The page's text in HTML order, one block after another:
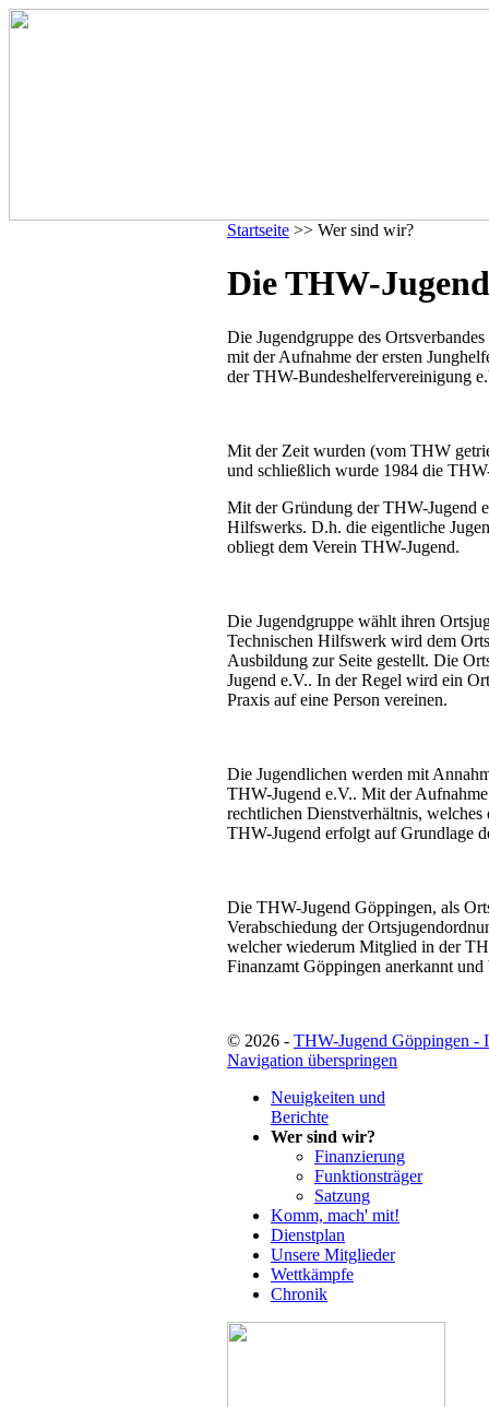
Startseite >> Wer sind wir?
Die THW-
Die Jugendgruppe des
mit der Aufnahme der ersten
der THW-Bundeshelfervereinigung
Mit der Zeit wurden (vom THW
und schließlich wurde 1984 die
Mit der Gründung der THW-Jugend
Hilfswerks. D.h. die eigentliche
obliegt dem Verein THW-Jugend.
Die Jugendgruppe wählt ihren
Technischen Hilfswerk wird dem
Ausbildung zur Seite gestellt. Die
Jugend e.V.. In der Regel wird ein
Praxis auf eine Person vereinen.
Die Jugendlichen werden mit
THW-Jugend e.V.. Mit der
rechtlichen Dienstverhältnis,
THW-Jugend erfolgt auf Grundlage
Die THW-Jugend Göppingen, als
Verabschiedung der
welcher wiederum Mitglied in der
Finanzamt Göppingen anerkannt
© 2026 - THW-Jugend Göppingen -
Navigation überspringen
Neuigkeiten und
Berichte
Wer sind wir?
Finanzierung
Funktionsträger
Satzung
Komm, mach' mit!
Dienstplan
Unsere Mitglieder
Wettkämpfe
Chronik